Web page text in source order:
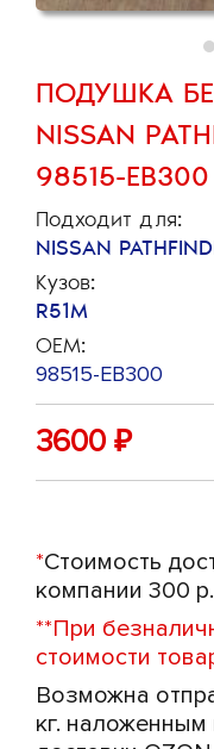
ПОДУШКА
NISSAN
98515-EB300
Подходит для:
NISSAN
Кузов:
R51M
OEM:
98515-EB300
3600 ₽
*Стоимость
компании 300 р.
**При
стоимости
Возможна
кг.